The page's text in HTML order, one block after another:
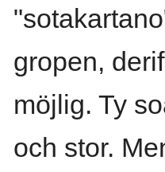
gropen,
möjlig. Ty
och stor.